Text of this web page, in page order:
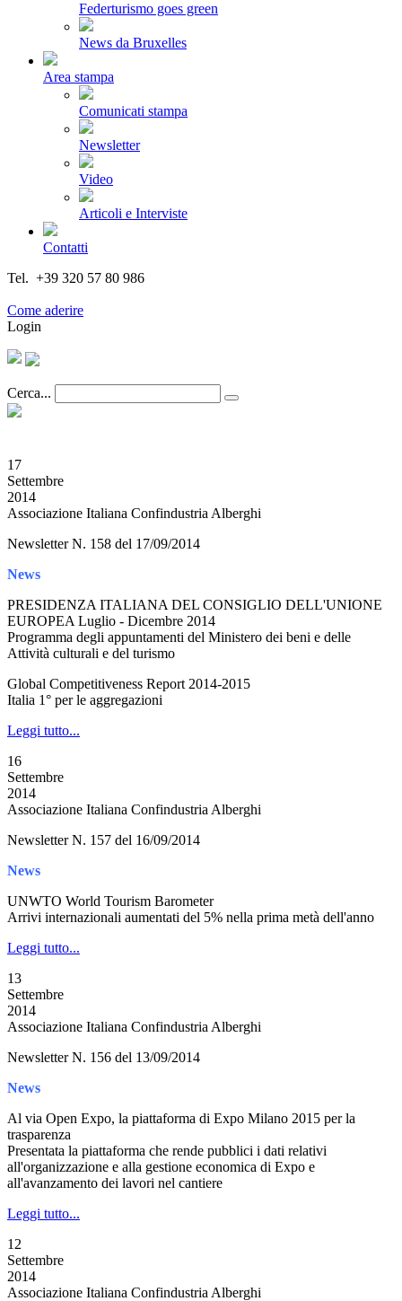
Federturismo goes green
News da Bruxelles
Area stampa
Comunicati stampa
Newsletter
Video
Articoli e Interviste
Contatti
Tel. +39 320 57 80 986
Come aderire
Login
Cerca...
17
Settembre
2014
Associazione Italiana Confindustria Alberghi
Newsletter N. 158 del 17/09/2014
News
PRESIDENZA ITALIANA DEL CONSIGLIO DELL'UNIONE
EUROPEA Luglio - Dicembre 2014
Programma degli appuntamenti del Ministero dei beni e delle
Attività culturali e del turismo
Global Competitiveness Report 2014-2015
Italia 1° per le aggregazioni
Leggi tutto...
16
Settembre
2014
Associazione Italiana Confindustria Alberghi
Newsletter N. 157 del 16/09/2014
News
UNWTO World Tourism Barometer
Arrivi internazionali aumentati del 5% nella prima metà dell'anno
Leggi tutto...
13
Settembre
2014
Associazione Italiana Confindustria Alberghi
Newsletter N. 156 del 13/09/2014
News
Al via Open Expo, la piattaforma di Expo Milano 2015 per la
trasparenza
Presentata la piattaforma che rende pubblici i dati relativi
all'organizzazione e alla gestione economica di Expo e
all'avanzamento dei lavori nel cantiere
Leggi tutto...
12
Settembre
2014
Associazione Italiana Confindustria Alberghi